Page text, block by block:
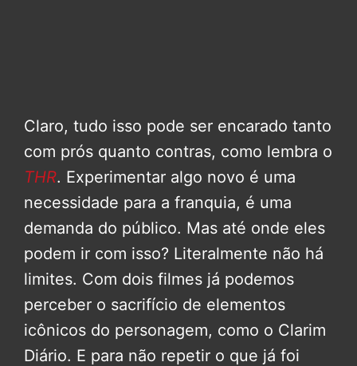
Claro, tudo isso pode ser encarado tanto
com prós quanto contras, como lembra o
THR. Experimentar algo novo é uma
necessidade para a franquia, é uma
demanda do público. Mas até onde eles
podem ir com isso? Literalmente não há
limites. Com dois filmes já podemos
perceber o sacrifício de elementos
icônicos do personagem, como o Clarim
Diário. E para não repetir o que já foi